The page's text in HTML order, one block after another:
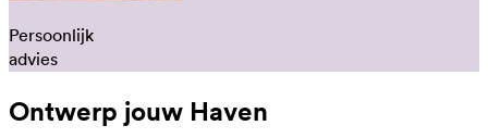
Persoonlijk
advies
Ontwerp jouw Haven